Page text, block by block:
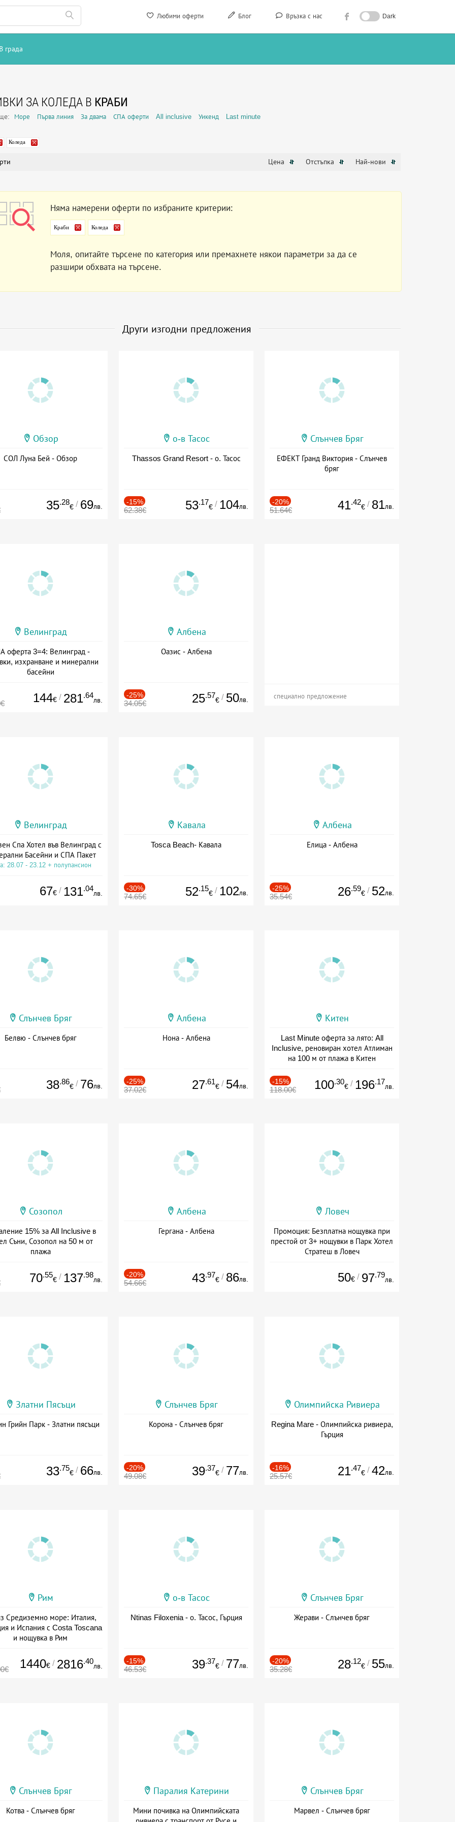
Любими оферти Блог Връзка с нас Dark
В града
ЗА КОЛЕДА В КРАБИ
Море Първа линия За двама СПА оферти All inclusive Уикенд Last minute
Коледа
Цена Отстъпка Най-нови
Няма намерени оферти по избраните критерии:
Краби Коледа
Моля, опитайте търсене по категория или премахнете някои параметри за да се
разшири обхвата на търсене.
Други изгодни предложения
Обзор
СОЛ Луна Бей - Обзор
35.28
€ / 69лв.
о-в Тасос
Thassos Grand Resort - о. Тасос
-15%
62.38€ 53.17
€ / 104лв.
Слънчев Бряг
ЕФЕКТ Гранд Виктория - Слънчев
бряг
-20%
51.64€ 41.42
€ / 81лв.
Велинград
оферта 3=4: Велинград -
изхранване и минерални
басейни
144€ / 281.64
лв.
Албена
Оазис - Албена
-25%
34.05€ 25.57
€ / 50лв. специално предложение
Велинград
Спа Хотел във Велинград с
Басейни и СПА Пакет
28.07 - 23.12 + полупансион
67€ / 131.04
лв.
Кавала
Tosca Beach- Кавала
-30%
74.65€ 52.15
€ / 102лв.
Албена
Елица - Албена
-25%
35.54€ 26.59
€ / 52лв.
Слънчев Бряг
Белвю - Слънчев бряг
38.86
€ / 76лв.
Албена
Нона - Албена
-25%
37.02€ 27.61
€ / 54лв.
Китен
Last Minute оферта за лято: All
Inclusive, реновиран хотел Атлиман
на 100 м от плажа в Китен
-15%
118.00€ 100.30
€ / 196.17
лв.
Созопол
15% за All Inclusive в
Съни, Созопол на 50 м от
плажа
70.55
€ / 137.98
лв.
Албена
Гергана - Албена
-20%
54.66€ 43.97
€ / 86лв.
Ловеч
Промоция: Безплатна нощувка при
престой от 3+ нощувки в Парк Хотел
Стратеш в Ловеч
50€ / 97.79
лв.
Златни Пясъци
Грийн Парк - Златни пясъци
33.75
€ / 66лв.
Слънчев Бряг
Корона - Слънчев бряг
-20%
49.08€ 39.37
€ / 77лв.
Олимпийска Ривиера
Regina Mare - Олимпийска ривиера,
Гърция
-16%
25.57€ 21.47
€ / 42лв.
Рим
Средиземно море: Италия,
и Испания с Costa Toscana
и нощувка в Рим
1440€ / 2816.40
лв.
о-в Тасос
Ntinas Filoxenia - о. Тасос, Гърция
-15%
46.53€ 39.37
€ / 77лв.
Слънчев Бряг
Жерави - Слънчев бряг
-20%
35.28€ 28.12
€ / 55лв.
Слънчев Бряг
Котва - Слънчев бряг
Паралия Катерини
Мини почивка на Олимпийската
Слънчев Бряг
Марвел - Слънчев бряг